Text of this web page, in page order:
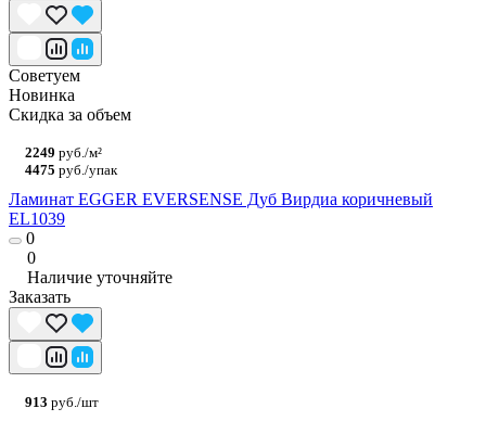
Советуем
Новинка
Скидка за объем
2249 руб./м²
4475 руб./упак
Ламинат EGGER EVERSENSE Дуб Вирдиа коричневый
EL1039
0
0
Наличие уточняйте
Заказать
913 руб./шт